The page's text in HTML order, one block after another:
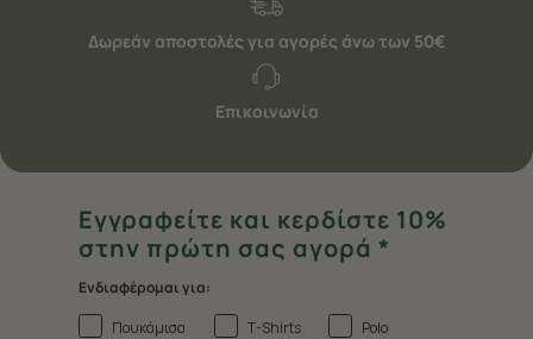
Δωρεάν αποστολές για αγορές άνω των 50€
Επικοινωνία
Εγγραφείτε και κερδίστε 10%
στην πρώτη σας αγορά *
Ενδιαφέρομαι για:
Πουκάμισα
T-Shirts
Polo